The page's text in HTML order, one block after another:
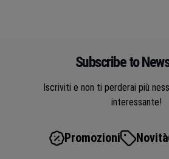
Subscribe to
Iscriviti e non ti perderai più
interessante!
Promozioni Novità